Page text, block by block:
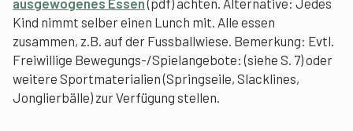
ausgewogenes Essen(pdf) achten. Alternative: Jedes
Kind nimmt selber einen Lunch mit. Alle essen
zusammen, z.B. auf der Fussballwiese. Bemerkung: Evtl.
Freiwillige Bewegungs-/Spielangebote: (siehe S. 7) oder
weitere Sportmaterialien (Springseile, Slacklines,
Jonglierbälle) zur Verfügung stellen.